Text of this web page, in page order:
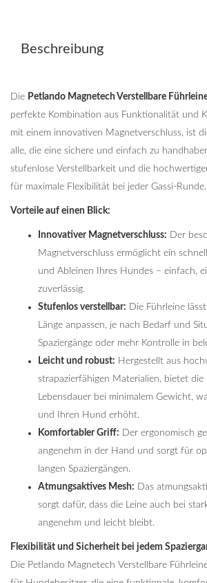
Beschreibung
Die Petlando Magnetech Verstellbare
perfekte Kombination aus Funktionalität und
mit einem innovativen Magnetverschluss, ist
alle, die eine sichere und einfach zu
stufenlose Verstellbarkeit und die
für maximale Flexibilität bei jeder Gassi-Runde.
Vorteile auf einen Blick:
Innovativer Magnetverschluss: Der
Magnetverschluss ermöglicht ein
und Ableinen Ihres Hundes – einfach,
zuverlässig.
Stufenlos verstellbar: Die Führleine
Länge anpassen, je nach Bedarf und
Spaziergänge oder mehr Kontrolle in
Leicht und robust: Hergestellt aus
strapazierfähigen Materialien, bietet die
Lebensdauer bei minimalem Gewicht,
und Ihren Hund erhöht.
Komfortabler Griff: Der ergonomisch
angenehm in der Hand und sorgt für
langen Spaziergängen.
Atmungsaktives Mesh: Das
sorgt dafür, dass die Leine auch bei
angenehm und leicht bleibt.
Flexibilität und Sicherheit bei jedem
Die Petlando Magnetech Verstellbare